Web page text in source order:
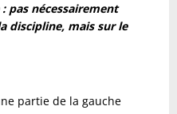
pas nécessairement
discipline, mais sur le
partie de la gauche